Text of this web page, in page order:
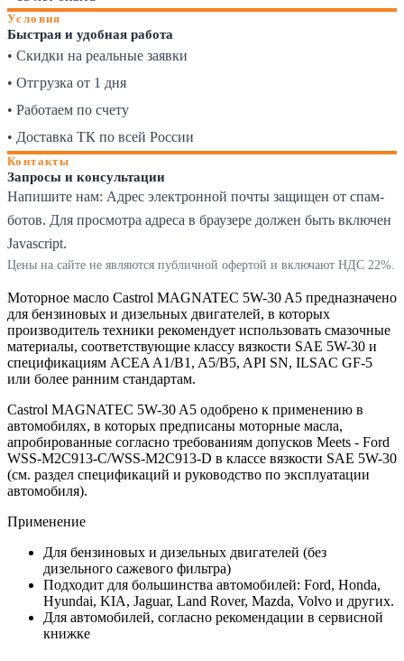
Условия
Быстрая и удобная работа
• Скидки на реальные заявки
• Отгрузка от 1 дня
• Работаем по счету
• Доставка ТК по всей России
Контакты
Запросы и консультации
Напишите нам: Адрес электронной почты защищен от спам-
ботов. Для просмотра адреса в браузере должен быть включен
Javascript.
Цены на сайте не являются публичной офертой и включают НДС 22%.
Моторное масло Castrol MAGNATEC 5W-30 A5 предназначено
для бензиновых и дизельных двигателей, в которых
производитель техники рекомендует использовать смазочные
материалы, соответствующие классу вязкости SAE 5W-30 и
спецификациям ACEA A1/B1, A5/B5, API SN, ILSAC GF-5
или более ранним стандартам.
Castrol MAGNATEC 5W-30 A5 одобрено к применению в
автомобилях, в которых предписаны моторные масла,
апробированные согласно требованиям допусков Meets - Ford
WSS-M2C913-C/WSS-M2C913-D в классе вязкости SAE 5W-30
(см. раздел спецификаций и руководство по эксплуатации
автомобиля).
Применение
Для бензиновых и дизельных двигателей (без
дизельного сажевого фильтра)
Подходит для большинства автомобилей: Ford, Honda,
Hyundai, KIA, Jaguar, Land Rover, Mazda, Volvo и других.
Для автомобилей, согласно рекомендации в сервисной
книжке